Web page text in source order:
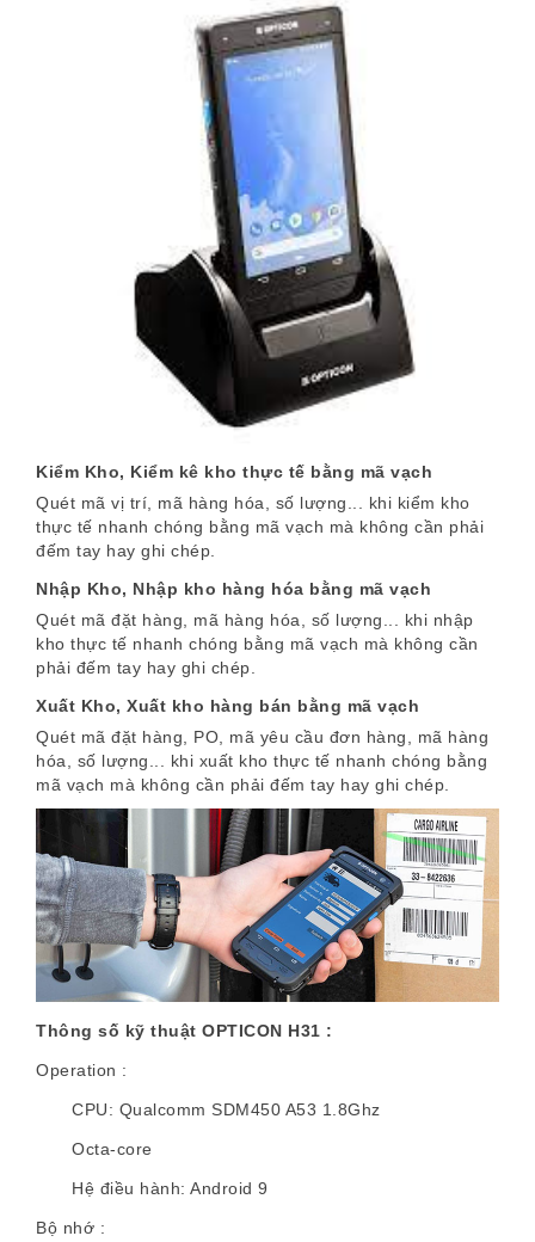
Kiểm Kho, Kiểm kê kho thực tế bằng mã vạch
Quét mã vị trí, mã hàng hóa, số lượng... khi kiểm kho
thực tế nhanh chóng bằng mã vạch mà không cần phải
đếm tay hay ghi chép.
Nhập Kho, Nhập kho hàng hóa bằng mã vạch
Quét mã đặt hàng, mã hàng hóa, số lượng... khi nhập
kho thực tế nhanh chóng bằng mã vạch mà không cần
phải đếm tay hay ghi chép.
Xuất Kho, Xuất kho hàng bán bằng mã vạch
Quét mã đặt hàng, PO, mã yêu cầu đơn hàng, mã hàng
hóa, số lượng... khi xuất kho thực tế nhanh chóng bằng
mã vạch mà không cần phải đếm tay hay ghi chép.
Thông số kỹ thuật OPTICON H31 :
Operation :
CPU: Qualcomm SDM450 A53 1.8Ghz
Octa-core
Hệ điều hành: Android 9
Bộ nhớ :